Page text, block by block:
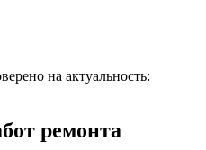
на актуальность:
ремонта